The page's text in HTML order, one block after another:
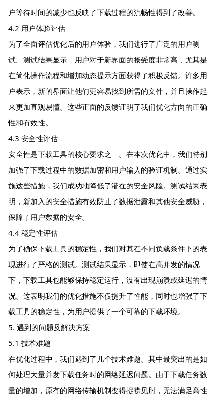
户等待时间的减少也反映了下载过程的流畅性得到了改善。
4.2 用户体验评估
为了全面评估优化后的用户体验，我们进行了广泛的用户测
试。测试结果显示，用户对于新界面的接受度非常高，尤其是
在简化操作流程和增加动态提示方面获得了积极反馈。许多用
户表示，新的界面让他们更容易找到所需的文件，并且操作起
来更加直观易懂。这些正面的反馈证明了我们优化方向的正确
性和有效性。
4.3 安全性评估
安全性是下载工具的核心要求之一。在本次优化中，我们特别
加强了下载过程中的数据加密和用户输入的验证机制。通过实
施这些措施，我们成功地降低了潜在的安全风险。测试结果表
明，新加入的安全措施有效防止了数据泄露和其他安全威胁，
保障了用户数据的安全。
4.4 稳定性评估
为了确保下载工具的稳定性，我们对其在不同负载条件下的表
现进行了严格的测试。测试结果显示，即使在高并发的情况
下，下载工具也能够保持稳定运行，没有出现崩溃或延迟的情
况。这表明我们的优化措施不仅提升了性能，同时也增强了下
载工具的稳定性，为用户提供了一个可靠的下载环境。
5. 遇到的问题及解决方案
5.1 技术难题
在优化过程中，我们遇到了几个技术难题。其中最突出的是如
何处理大量并发下载任务时的网络延迟问题。由于下载任务数
量的增加，原有的网络传输机制变得捉襟见肘，无法满足高性